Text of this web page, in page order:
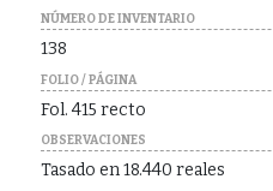
NÚMERO DE INVENTARIO
138
FOLIO / PÁGINA
Fol. 415 recto
OBSERVACIONES
Tasado en 18.440 reales